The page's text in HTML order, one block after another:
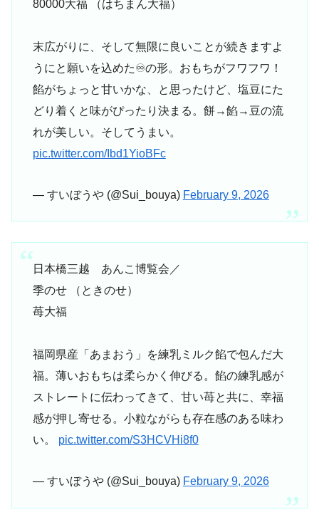
80000大福 （はちまん大福）
末広がりに、そして無限に良いことが続きますよ
うにと願いを込めた♾️の形。おもちがフワフワ！
餡がちょっと甘いかな、と思ったけど、塩豆にた
どり着くと味がぴったり決まる。餅→餡→豆の流
れが美しい。そしてうまい。
pic.twitter.com/Ibd1YioBFc
— すいぼうや (@Sui_bouya) February 9, 2026
日本橋三越 あんこ博覧会／
季のせ （ときのせ）
苺大福
福岡県産「あまおう」を練乳ミルク餡で包んだ大
福。薄いおもちは柔らかく伸びる。餡の練乳感が
ストレートに伝わってきて、甘い苺と共に、幸福
感が押し寄せる。小粒ながらも存在感のある味わ
い。 pic.twitter.com/S3HCVHi8f0
— すいぼうや (@Sui_bouya) February 9, 2026